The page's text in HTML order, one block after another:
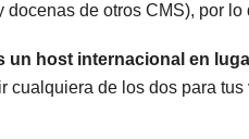
docenas de otros CMS), por
un host internacional en
cualquiera de los dos para